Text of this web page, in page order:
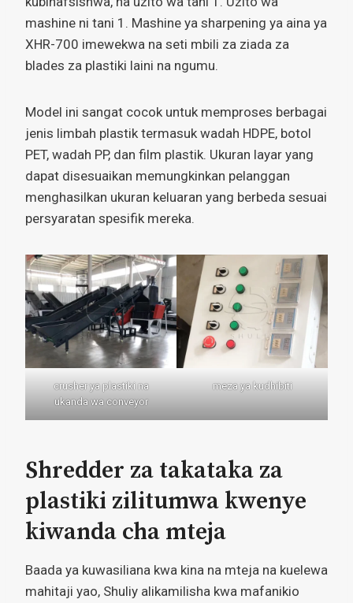
mashine ni tani 1. Mashine ya sharpening ya aina ya
XHR-700 imewekwa na seti mbili za ziada za
blades za plastiki laini na ngumu.
Model ini sangat cocok untuk memproses berbagai
jenis limbah plastik termasuk wadah HDPE, botol
PET, wadah PP, dan film plastik. Ukuran layar yang
dapat disesuaikan memungkinkan pelanggan
menghasilkan ukuran keluaran yang berbeda sesuai
persyaratan spesifik mereka.
crusher ya plastiki na
ukanda wa conveyor
meza ya kudhibiti
Shredder za takataka za
plastiki zilitumwa kwenye
kiwanda cha mteja
Baada ya kuwasiliana kwa kina na mteja na kuelewa
mahitaji yao, Shuliy alikamilisha kwa mafanikio